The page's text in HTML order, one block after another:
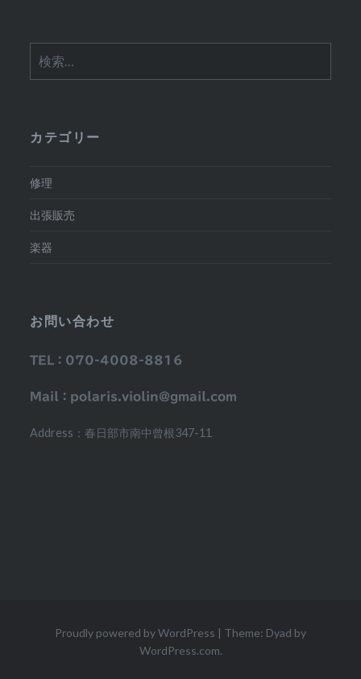
索:
カテゴリー
修理
出張販売
楽器
お問い合わせ
TEL：070-4008-8816
Mail：polaris.violin@gmail.com
Address：春日部市南中曾根347-11
Proudly powered by WordPress | Theme: Dyad by
WordPress.com.